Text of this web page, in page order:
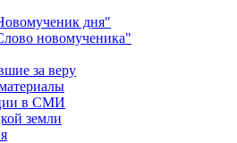
дня"
новомученика"
за веру
в СМИ
земли